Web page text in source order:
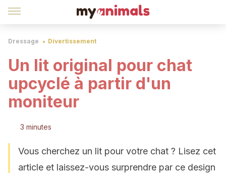
Dressage Divertissement
Un lit original pour chat
upcyclé à partir d'un
moniteur
3 minutes
Vous cherchez un lit pour votre chat ? Lisez cet
article et laissez-vous surprendre par ce design